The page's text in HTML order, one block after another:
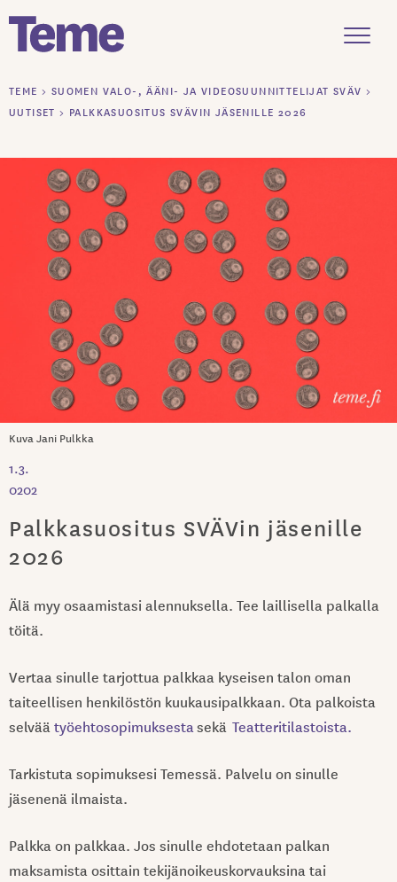
Siirry
sisältöön
TEME > SUOMEN VALO-, ÄÄNI- JA VIDEOSUUNNITTELIJAT SVÄV >
UUTISET > PALKKASUOSITUS SVÄVIN JÄSENILLE 2026
Kuva Jani Pulkka
1.3.
0202
Palkkasuositus SVÄVin jäsenille
2026
Älä myy osaamistasi alennuksella. Tee laillisella palkalla
töitä.
Vertaa sinulle tarjottua palkkaa kyseisen talon oman
taiteellisen henkilöstön kuukausipalkkaan. Ota palkoista
selvää työehtosopimuksestasekä Teatteritilastoista.
Tarkistuta sopimuksesi Temessä. Palvelu on sinulle
jäsenenä ilmaista.
Palkka on palkkaa. Jos sinulle ehdotetaan palkan
maksamista osittain tekijänoikeuskorvauksina tai